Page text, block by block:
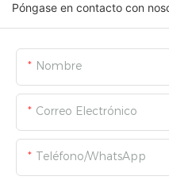
Póngase en contacto con
Nombre
Correo Electrónico
Teléfono/WhatsApp